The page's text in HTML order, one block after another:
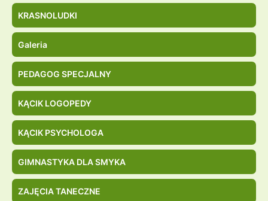
KRASNOLUDKI
Galeria
PEDAGOG SPECJALNY
KĄCIK LOGOPEDY
KĄCIK PSYCHOLOGA
GIMNASTYKA DLA SMYKA
ZAJĘCIA TANECZNE